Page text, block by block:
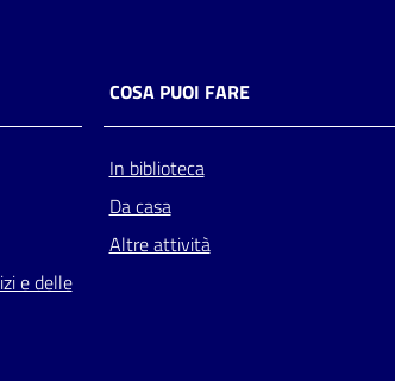
e delle
COSA PUOI FARE
In biblioteca
Da casa
Altre attività